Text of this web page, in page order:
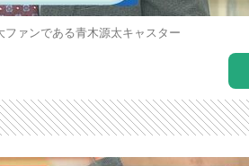
ファンである青木源太キャスター